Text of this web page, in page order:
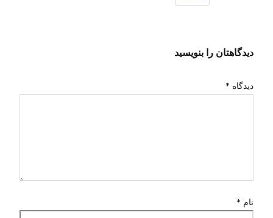
دیدگاهتان را بنویسید
دیدگاه *
نام *